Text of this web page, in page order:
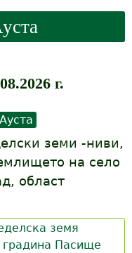
г.
земи -ниви,
на село
област
земя
Пасище